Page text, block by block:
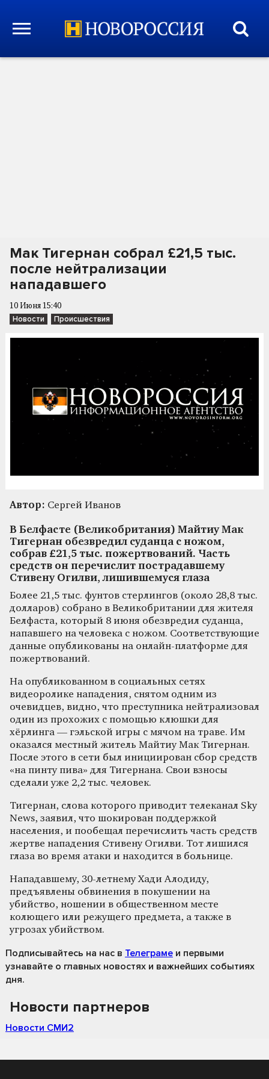
Мак Тигернан собрал £21,5 тыс.
после нейтрализации
нападавшего
10 Июня 15:40
Новости Происшествия
Автор: Сергей Иванов
В Белфасте (Великобритания) Майтиу Мак
Тигернан обезвредил суданца с ножом,
собрав £21,5 тыс. пожертвований. Часть
средств он перечислит пострадавшему
Стивену Огилви, лишившемуся глаза
Более 21,5 тыс. фунтов стерлингов (около 28,8 тыс.
долларов) собрано в Великобритании для жителя
Белфаста, который 8 июня обезвредил суданца,
напавшего на человека с ножом. Соответствующие
данные опубликованы на онлайн-платформе для
пожертвований.
На опубликованном в социальных сетях
видеоролике нападения, снятом одним из
очевидцев, видно, что преступника нейтрализовал
один из прохожих с помощью клюшки для
хёрлинга — гэльской игры с мячом на траве. Им
оказался местный житель Майтиу Мак Тигернан.
После этого в сети был инициирован сбор средств
«на пинту пива» для Тигернана. Свои взносы
сделали уже 2,2 тыс. человек.
Тигернан, слова которого приводит телеканал Sky
News, заявил, что шокирован поддержкой
населения, и пообещал перечислить часть средств
жертве нападения Стивену Огилви. Тот лишился
глаза во время атаки и находится в больнице.
Нападавшему, 30-летнему Хади Алодиду,
предъявлены обвинения в покушении на
убийство, ношении в общественном месте
колющего или режущего предмета, а также в
угрозах убийством.
Подписывайтесь на нас в Телеграме и первыми
узнавайте о главных новостях и важнейших событиях
дня.
Новости партнеров
Новости СМИ2